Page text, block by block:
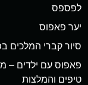
לפספס
יער פאפוס
סיור קברי המלכים
פאפוס עם ילדים –
טיפים והמלצות